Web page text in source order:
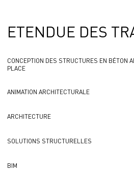
ETENDUE DES
CONCEPTION DES STRUCTURES EN BÉTON
PLACE
ANIMATION ARCHITECTURALE
ARCHITECTURE
SOLUTIONS STRUCTURELLES
BIM